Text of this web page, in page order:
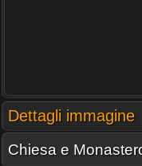
Dettagli immagine
Chiesa e